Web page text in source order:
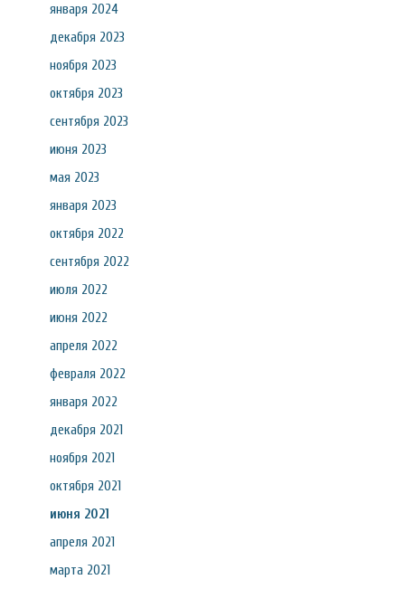
января 2024
декабря 2023
ноября 2023
октября 2023
сентября 2023
июня 2023
мая 2023
января 2023
октября 2022
сентября 2022
июля 2022
июня 2022
апреля 2022
февраля 2022
января 2022
декабря 2021
ноября 2021
октября 2021
июня 2021
апреля 2021
марта 2021